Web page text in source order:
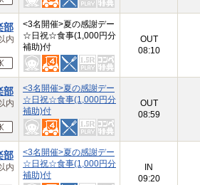
部
内
<3名開催>夏の感謝デー
☆日祝☆食事(1,000円分
補助)付
OUT
08:10
部
内
<3名開催>夏の感謝デー
☆日祝☆食事(1,000円分
補助)付
OUT
08:59
部
内
<3名開催>夏の感謝デー
☆日祝☆食事(1,000円分
補助)付
IN
09:20